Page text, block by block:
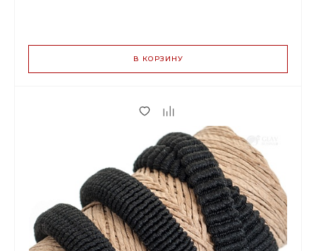
2.00 р.
1.58 р.
В КОРЗИНУ